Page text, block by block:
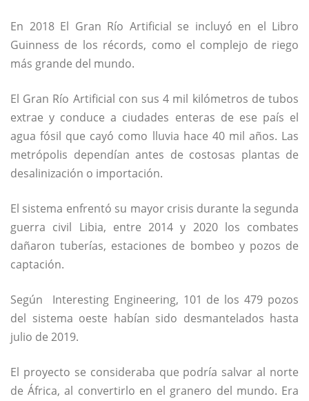
En 2018 El Gran Río Artificial se incluyó en el Libro
Guinness de los récords, como el complejo de riego
más grande del mundo.
El Gran Río Artificial con sus 4 mil kilómetros de tubos
extrae y conduce a ciudades enteras de ese país el
agua fósil que cayó como lluvia hace 40 mil años. Las
metrópolis dependían antes de costosas plantas de
desalinización o importación.
El sistema enfrentó su mayor crisis durante la segunda
guerra civil Libia, entre 2014 y 2020 los combates
dañaron tuberías, estaciones de bombeo y pozos de
captación.
Según Interesting Engineering, 101 de los 479 pozos
del sistema oeste habían sido desmantelados hasta
julio de 2019.
El proyecto se consideraba que podría salvar al norte
de África, al convertirlo en el granero del mundo. Era